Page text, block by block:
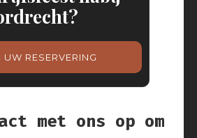
UW RESERVERING
met ons op om